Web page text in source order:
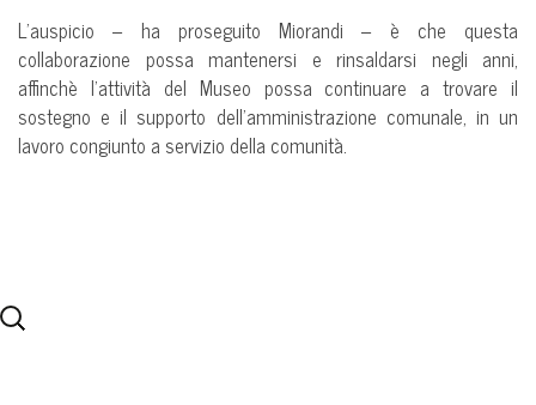
L’auspicio – ha proseguito Miorandi – è che questa
collaborazione possa mantenersi e rinsaldarsi negli anni,
affinchè l’attività del Museo possa continuare a trovare il
sostegno e il supporto dell’amministrazione comunale, in un
lavoro congiunto a servizio della comunità.